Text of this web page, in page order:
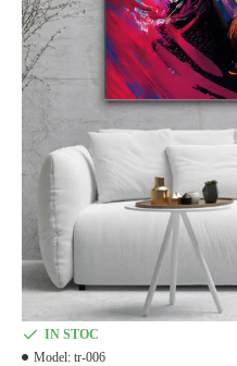
IN STOC
Model: tr-006